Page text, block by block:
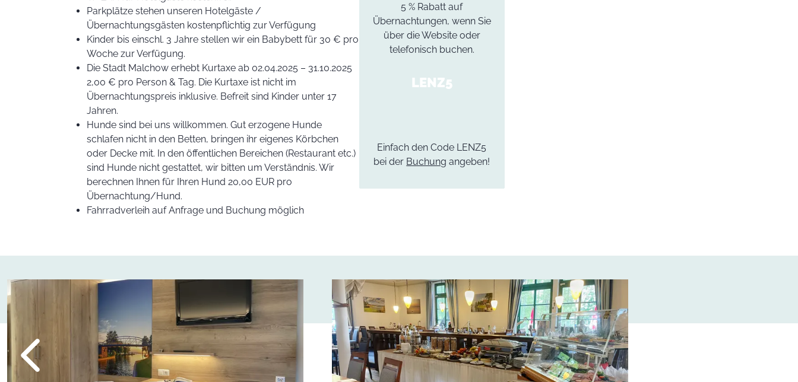
Parkplätze stehen unseren Hotelgäste /
Übernachtungsgästen kostenpflichtig zur Verfügung
Kinder bis einschl. 3 Jahre stellen wir ein Babybett für 30 € pro
Woche zur Verfügung.
Die Stadt Malchow erhebt Kurtaxe ab 02.04.2025 – 31.10.2025
2,00 € pro Person & Tag. Die Kurtaxe ist nicht im
Übernachtungspreis inklusive. Befreit sind Kinder unter 17
Jahren.
Hunde sind bei uns willkommen. Gut erzogene Hunde
schlafen nicht in den Betten, bringen ihr eigenes Körbchen
oder Decke mit. In den öffentlichen Bereichen (Restaurant etc.)
sind Hunde nicht gestattet, wir bitten um Verständnis. Wir
berechnen Ihnen für Ihren Hund 20,00 EUR pro
Übernachtung/Hund.
Fahrradverleih auf Anfrage und Buchung möglich
5 % Rabatt auf
Übernachtungen, wenn Sie
über die Website oder
telefonisch buchen.
LENZ5
Einfach den Code LENZ5
bei der Buchung angeben!
Bildslider, der automatisch bzw. durch Klick auf links/rechts die Bilder wechselt.